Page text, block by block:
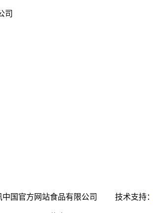
司
讯中国官方网站食品有限公司 技术支持：